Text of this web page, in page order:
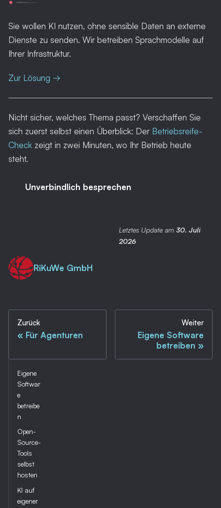
Sie wollen KI nutzen, ohne sensible Daten an externe
Dienste zu senden. Wir betreiben Sprachmodelle auf
Ihrer Infrastruktur.
Zur Lösung →
Nicht sicher, welches Thema passt? Verschaffen Sie
sich zuerst selbst einen Überblick: Der Betriebsreife-
Check zeigt in zwei Minuten, wo Ihr Betrieb heute
steht.
Unverbindlich besprechen
Letztes Update am 30. Juli
2026
RiKuWe GmbH
Zurück
Für Agenturen
Weiter
Eigene Software
betreiben
Eigene
Softwar
e
betreibe
n
Open-
Source-
Tools
selbst
hosten
KI auf
eigener